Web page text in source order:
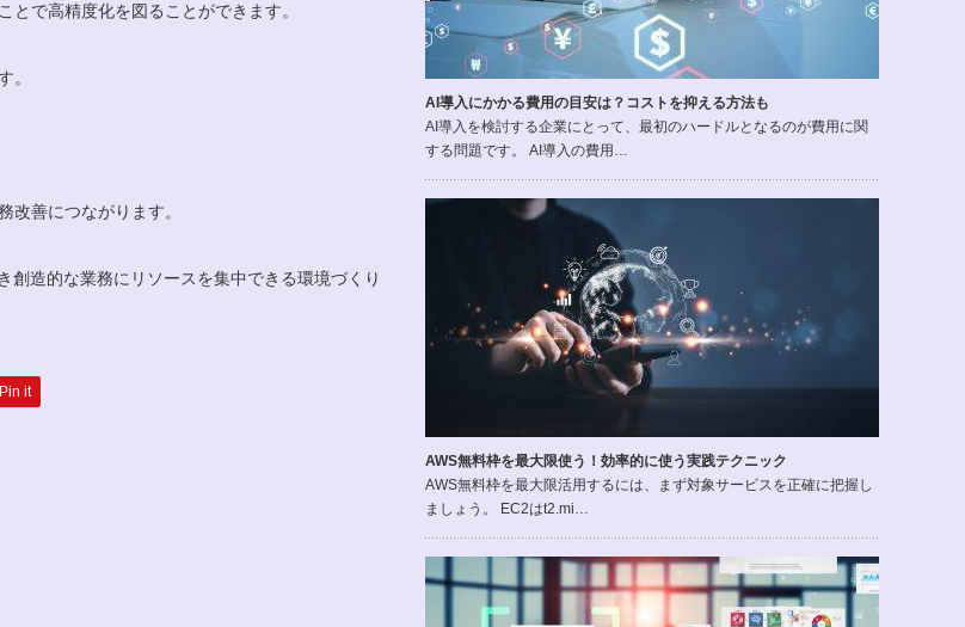
で高精度化を図ることができます。
。
改善につながります。
造的な業務にリソースを集中できる環境づくり
Pin it
AI導入にかかる費用の目安は？コストを抑える方法も
AI導入を検討する企業にとって、最初のハードルとなるのが費用に関
する問題です。 AI導入の費用…
AWS無料枠を最大限使う！効率的に使う実践テクニック
AWS無料枠を最大限活用するには、まず対象サービスを正確に把握し
ましょう。 EC2はt2.mi…